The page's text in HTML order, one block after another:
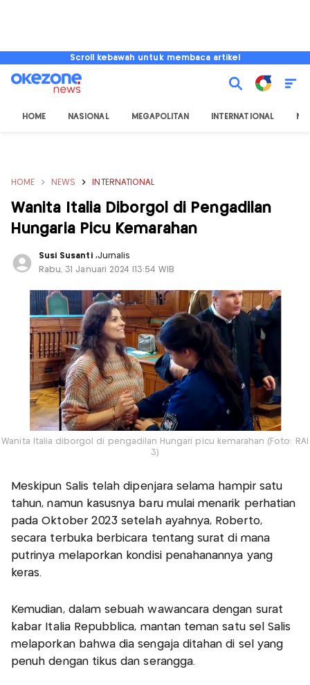
Scroll kebawah untuk membaca artikel
HOME NASIONAL MEGAPOLITAN INTERNATIONAL
HOME NEWS INTERNATIONAL
Wanita Italia Diborgol di Pengadilan
Hungaria Picu Kemarahan
Susi Susanti ,Jurnalis
Rabu, 31 Januari 2024 |13:54 WIB
Wanita Italia diborgol di pengadilan Hungari picu kemarahan (Foto: RAI
3)
Meskipun Salis telah dipenjara selama hampir satu
tahun, namun kasusnya baru mulai menarik perhatian
pada Oktober 2023 setelah ayahnya, Roberto,
secara terbuka berbicara tentang surat di mana
putrinya melaporkan kondisi penahanannya yang
keras.
Kemudian, dalam sebuah wawancara dengan surat
kabar Italia Repubblica, mantan teman satu sel Salis
melaporkan bahwa dia sengaja ditahan di sel yang
penuh dengan tikus dan serangga.